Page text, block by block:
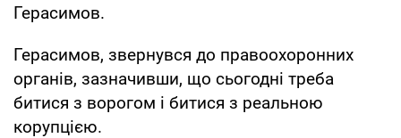
Герасимов.
Герасимов, звернувся до правоохоронних
органів, зазначивши, що сьогодні треба
битися з ворогом і битися з реальною
корупцією.